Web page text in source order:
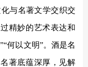
与名著文学交织交
精妙的艺术表达和
何以文明”。酒是名
著底蕴深厚，见解